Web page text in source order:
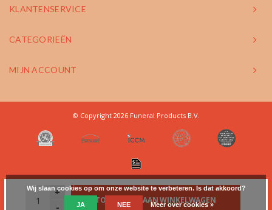
+
-
TOEVOEGEN AAN WINKELWAGEN
KLANTENSERVICE
CATEGORIEËN
MIJN ACCOUNT
© Copyright 2026 Funeral Products B.V.
Wij slaan cookies op om onze website te verbeteren. Is dat akkoord?
JA NEE Meer over cookies »